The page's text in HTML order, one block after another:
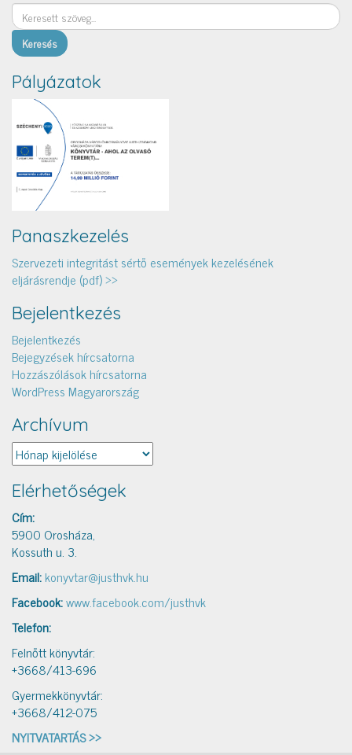
Keresés
Pályázatok
Panaszkezelés
Szervezeti integritást sértő események kezelésének
eljárásrendje (pdf) >>
Bejelentkezés
Bejelentkezés
Bejegyzések hírcsatorna
Hozzászólások hírcsatorna
WordPress Magyarország
Archívum
Archívum
Elérhetőségek
Cím:
5900 Orosháza,
Kossuth u. 3.
Email:konyvtar@justhvk.hu
Facebook:www.facebook.com/justhvk
Telefon:
Felnőtt könyvtár:
+3668/413-696
Gyermekkönyvtár:
+3668/412-075
NYITVATARTÁS >>